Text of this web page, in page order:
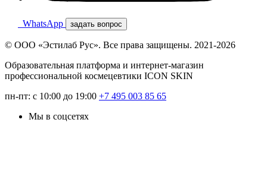
WhatsApp задать вопрос
© ООО «Эстилаб Рус». Все права защищены. 2021-2026
Образовательная платформа и интернет-магазин
профессиональной космецевтики ICON SKIN
пн-пт: с 10:00 до 19:00 +7 495 003 85 65
Мы в соцсетях